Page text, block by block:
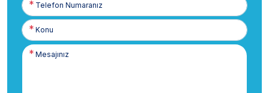
Numaranız